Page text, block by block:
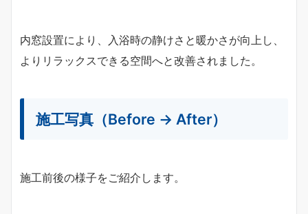
内窓設置により、入浴時の静けさと暖かさが向上し、
よりリラックスできる空間へと改善されました。
施工写真（Before → After）
施工前後の様子をご紹介します。